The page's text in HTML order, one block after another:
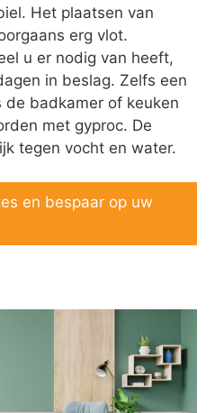
Het plaatsen van
erg vlot.
u er nodig van heeft,
in beslag. Zelfs een
badkamer of keuken
met gyproc. De
tegen vocht en water.
en bespaar op uw